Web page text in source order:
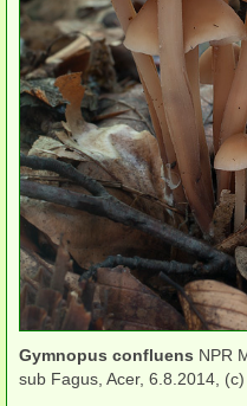
Houby olšin
Houby rašelinišť
Houby borů
Houby travnatých stanovišť
Houby spálenišť
Houby ve vodě
Houby synantropní
Houby narušených stanovišť
Gymnopus confluens NPR
sub Fagus, Acer, 6.8.2014,